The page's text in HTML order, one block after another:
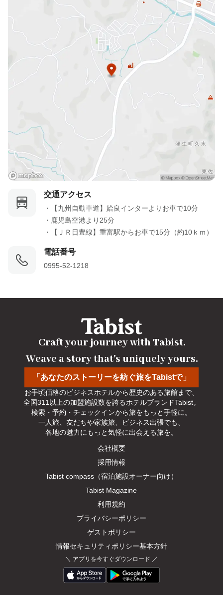
交通アクセス
・【九州自動車道】姶良インターよりお車で10分
・鹿児島空港より25分
・【ＪＲ日豊線】重富駅からお車で15分（約10ｋｍ）
電話番号
0995-52-1218
「あなたのストーリーを紡ぐ旅をTabistで」
Craft your journey with Tabist.
Weave a story that's uniquely yours.
お手頃価格のビジネスホテルから歴史のある旅館まで、
全国311以上の加盟施設数を誇るホテルブランドTabist。
検索・予約・チェックインから旅をもっと手軽に。
一人旅、友だちや家族旅、ビジネス出張でも、
各地の魅力にもっと気軽に出会える旅を。
＼ アプリを今すぐダウンロード ／
会社概要
採用情報
Tabist compass（宿泊施設オーナー向け）
Tabist Magazine
利用規約
プライバシーポリシー
ゲストポリシー
情報セキュリティポリシー基本方針